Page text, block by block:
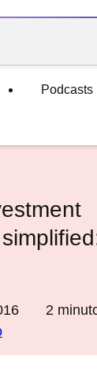
Podcasts
2